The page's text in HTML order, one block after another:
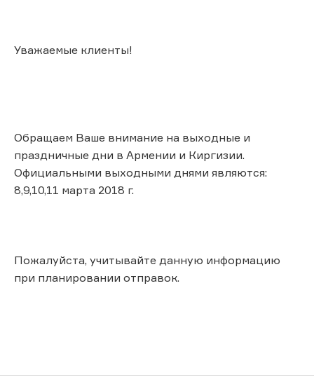
Уважаемые клиенты!
Обращаем Ваше внимание на выходные и
праздничные дни в Армении и Киргизии.
Официальными выходными днями являются:
8,9,10,11 марта 2018 г.
Пожалуйста, учитывайте данную информацию
при планировании отправок.